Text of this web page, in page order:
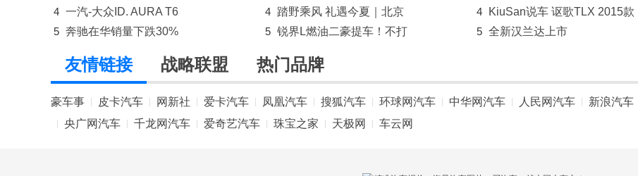
日产
4 一汽-大众ID. AURA T6
5 奔驰在华销量下跌30%
4 踏野乘风 礼遇今夏｜北京
5 锐界L燃油二豪提车！不打
4
KiuSan说车 讴歌TLX 2015款
5 全新汉兰达上市
友情链接 战略联盟 热门品牌
豪车事 皮卡汽车 网新社 爱卡汽车 凤凰汽车 搜狐汽车 环球网汽车 中华网汽车 人民网汽车 新浪汽车
央广网汽车 千龙网汽车 爱奇艺汽车 珠宝之家 天极网 车云网